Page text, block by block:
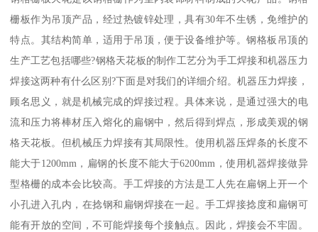
栅板作为吊顶产品，经过热镀锌处理，具有30年不生锈，免维护的
特点。其结构简单，适用于吊顶，便于设备维护等。钢格板吊顶的
生产工艺包括哪些?钢格天花板的制作工艺分为手工焊接和机器压力
焊接这两种有什么区别?下面是对我们的详细介绍。机器压力焊接，
顾名思义，就是机械完成的焊接过程。具体来说，是通过强大的电
流和压力将棒材压入熔化的扁钢中，然后得到焊点，形成美观的钢
格天花板。但机械压力焊接有其局限性。使用机器压焊条的长度不
能大于1200mm，扁钢的长度不能大于6200mm，使用机器焊接做异
型格栅的成本会比较高。手工焊接的方法是工人先在扁钢上开一个
小孔进入孔内，在捻钢和扁钢焊接在一起。手工焊接捻度和扁钢可
能有开放的空间，不可能焊接每个接触点。因此，焊接会不牢固。